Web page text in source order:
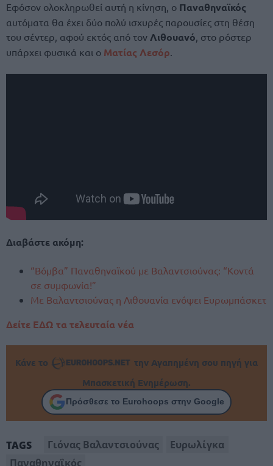
Εφόσον ολοκληρωθεί αυτή η κίνηση, ο Παναθηναϊκός
αυτόματα θα έχει δύο πολύ ισχυρές παρουσίες στη θέση
του σέντερ, αφού εκτός από τον Λιθουανό, στο ρόστερ
υπάρχει φυσικά και ο Ματίας Λεσόρ.
Διαβάστε ακόμη:
“Βόμβα” Παναθηναϊκού με Βαλαντσιούνας: “Κοντά
σε συμφωνία!”
Με Βαλαντσιούνας η Λιθουανία ενόψει Ευρωμπάσκετ
Δείτε ΕΔΩ τα τελευταία νέα
Κάνε το
την Αγαπημένη σου πηγή για
Μπασκετική Ενημέρωση.
Πρόσθεσε το Eurohoops στην Google
TAGS Γιόνας Βαλαντσιούνας
Ευρωλίγκα
Παναθηναΐκός